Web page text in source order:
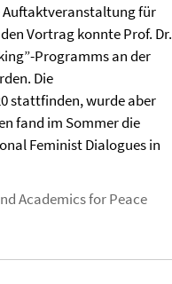
Auftaktveranstaltung für
Vortrag konnte Prof. Dr.
Programms an der
Die
stattfinden, wurde aber
fand im Sommer die
Feminist Dialogues in
Academics for Peace